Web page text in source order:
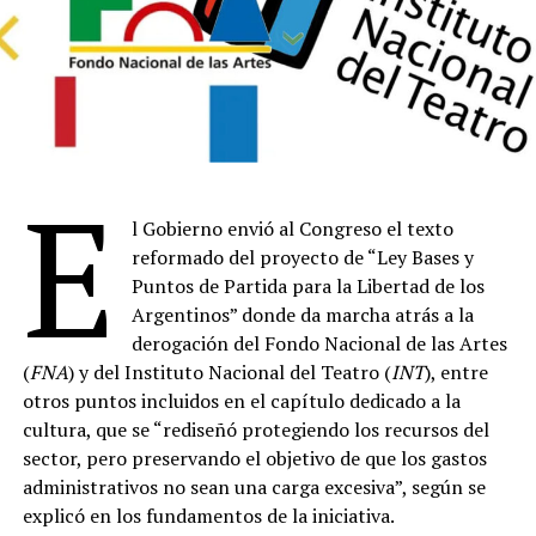
E
l Gobierno envió al Congreso el texto
reformado del proyecto de “Ley Bases y
Puntos de Partida para la Libertad de los
Argentinos” donde da marcha atrás a la
derogación del Fondo Nacional de las Artes
(FNA) y del Instituto Nacional del Teatro (INT), entre
otros puntos incluidos en el capítulo dedicado a la
cultura, que se “rediseñó protegiendo los recursos del
sector, pero preservando el objetivo de que los gastos
administrativos no sean una carga excesiva”, según se
explicó en los fundamentos de la iniciativa.